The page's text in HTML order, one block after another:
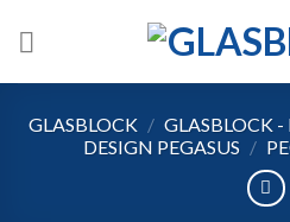
GLASBLOCK / GLASBLOCK
DESIGN PEGASUS /